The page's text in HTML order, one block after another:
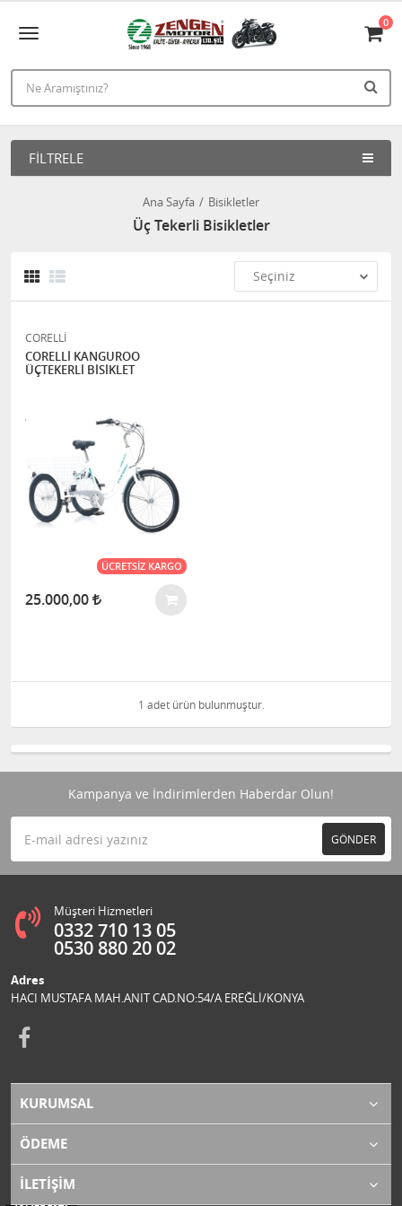
0
FILTRELE
Ana Sayfa Bisikletler
Üç Tekerli Bisikletler
CORELLİ
CORELLİ KANGUROO
ÜÇTEKERLİ BİSİKLET
ÜCRETSIZ KARGO
25.000,00
1 adet ürün bulunmuştur.
Kampanya ve İndirimlerden Haberdar Olun!
GÖNDER
Müşteri Hizmetleri
0332 710 13 05
0530 880 20 02
Adres
HACI MUSTAFA MAH.ANIT CAD.NO:54/A EREĞLİ/KONYA
KURUMSAL
ÖDEME
İLETİŞİM